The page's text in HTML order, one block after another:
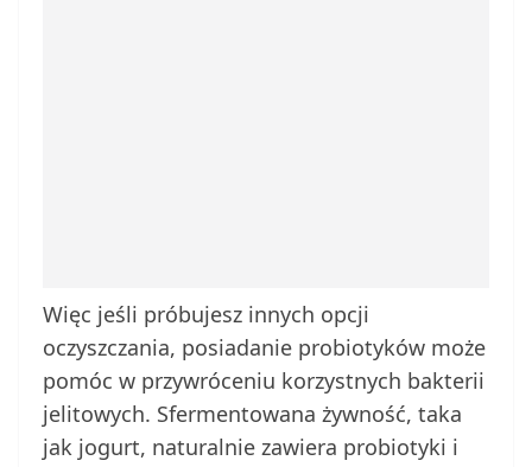
Więc jeśli próbujesz innych opcji
oczyszczania, posiadanie probiotyków może
pomóc w przywróceniu korzystnych bakterii
jelitowych. Sfermentowana żywność, taka
jak jogurt, naturalnie zawiera probiotyki i